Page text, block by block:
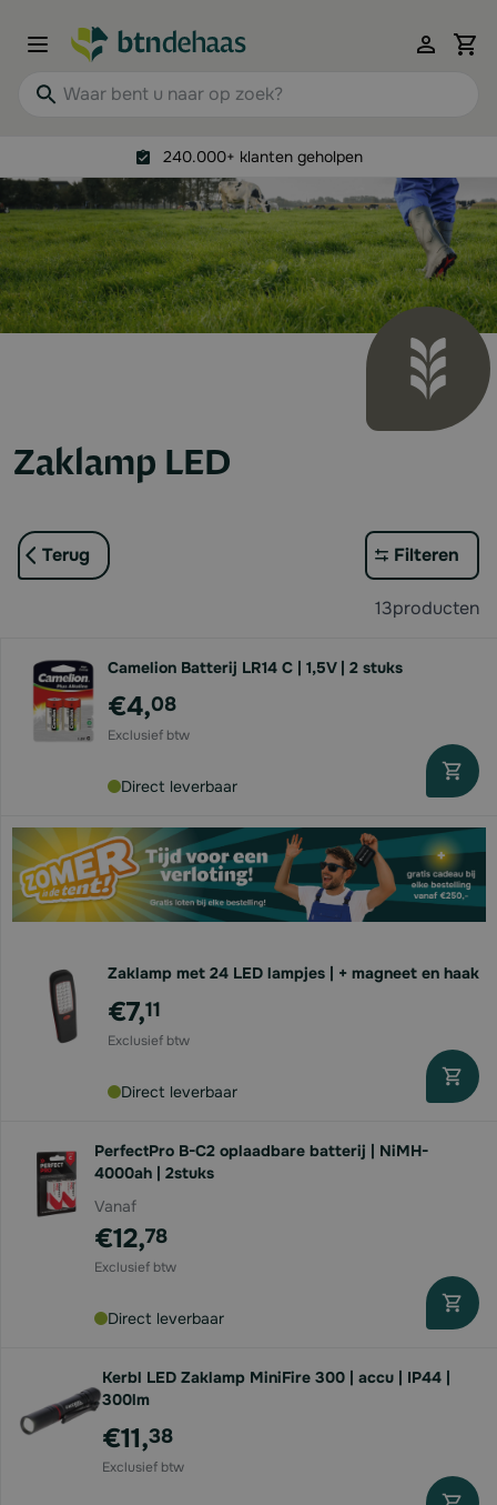
Waar bent u naar op zoek?
240.000+ klanten geholpen
Zaklamp LED
Terug Filteren
13producten
Camelion Batterij LR14 C | 1,5V | 2 stuks
€4,08
Direct leverbaar
Zaklamp met 24 LED lampjes | + magneet en haak
€7,11
Direct leverbaar
PerfectPro B-C2 oplaadbare batterij | NiMH-
4000ah | 2stuks
Vanaf
€12,78
Direct leverbaar
Kerbl LED Zaklamp MiniFire 300 | accu | IP44 |
300lm
€11,38